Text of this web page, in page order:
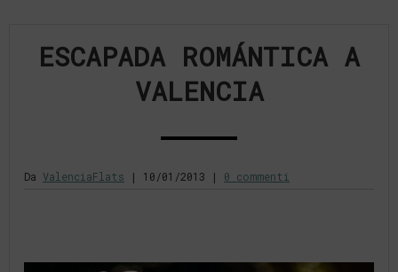
ESCAPADA ROMÁNTICA A
VALENCIA
Da ValenciaFlats | 10/01/2013 | 0 commenti